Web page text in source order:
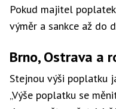
Pokud majitel
výměr a sankce až do
Brno, Ostrava a
Stejnou výši poplatku
„Výše poplatku se